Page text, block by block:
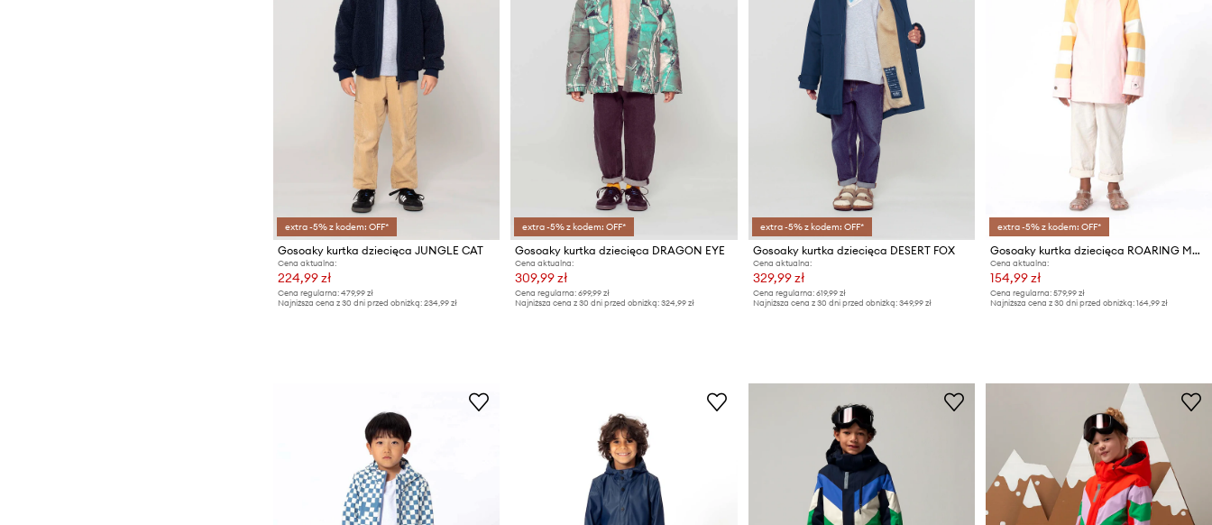
extra -5% z kodem: OFF*
Gosoaky kurtka dziecięca JUNGLE CAT
Cena aktualna:
224,99 zł
Cena regularna: 479,99 zł
Najniższa cena z 30 dni przed obniżką: 234,99 zł
extra -5% z kodem: OFF*
Gosoaky kurtka dziecięca DRAGON EYE
Cena aktualna:
309,99 zł
Cena regularna: 699,99 zł
Najniższa cena z 30 dni przed obniżką: 324,99 zł
extra -5% z kodem: OFF*
Gosoaky kurtka dziecięca DESERT FOX
Cena aktualna:
329,99 zł
Cena regularna: 619,99 zł
Najniższa cena z 30 dni przed obniżką: 349,99 zł
extra -5% z kodem: OFF*
Gosoaky kurtka dziecięca ROARING MOUSE
Cena aktualna:
154,99 zł
Cena regularna: 579,99 zł
Najniższa cena z 30 dni przed obniżką: 164,99 zł